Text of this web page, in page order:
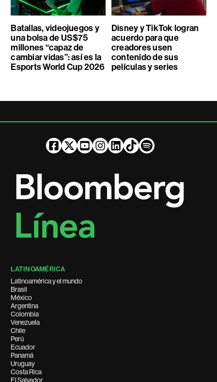
Batallas, videojuegos y
una bolsa de US$75
millones “capaz de
cambiar vidas”: así es la
Esports World Cup 2026
Disney y TikTok logran
acuerdo para que
creadores usen
contenido de sus
películas y series
LATINOAMÉRICA
Latinoamérica y el mundo
Brasil
México
Argentina
Colombia
Venezuela
Chile
Perú
Ecuador
Panamá
Uruguay
Costa Rica
El Salvador